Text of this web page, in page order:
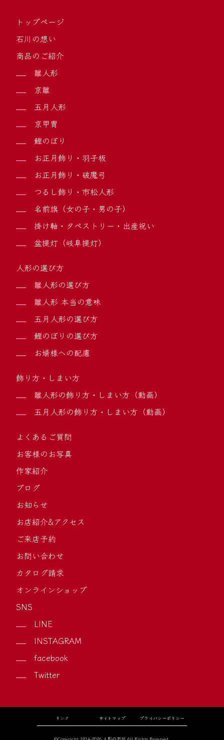
トップページ
石川の想い
商品のご紹介
雛人形
京雛
五月人形
京甲冑
鯉のぼり
お正月飾り・羽子板
お正月飾り・破魔弓
つるし飾り・市松人形
名前旗（女の子・男の子）
掛け軸・タペストリー・出産祝い
盆提灯（岐阜提灯）
人形の選び方
雛人形の選び方
雛人形 本当の意味
五月人形の選び方
鯉のぼりの選び方
お婿様への配慮
飾り方・しまい方
雛人形の飾り方・しまい方（動画）
五月人形の飾り方・しまい方（動画）
よくあるご質問
お客様のお写真
作家紹介
ブログ
お知らせ
お店紹介&アクセス
ご来店予約
お問い合わせ
カタログ請求
オンラインショップ
SNS
LINE
INSTAGRAM
facebook
Twitter
リンク サイトマップ プライバシーポリシー